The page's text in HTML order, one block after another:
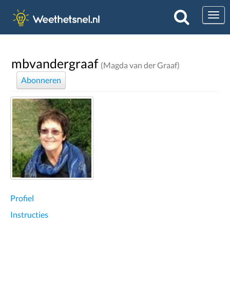
mbvandergraaf (Magda van der Graaf)
Abonneren
Profiel
Instructies